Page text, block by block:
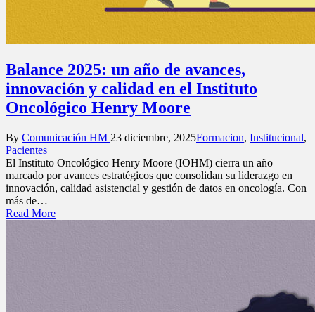
Balance 2025: un año de avances,
innovación y calidad en el Instituto
Oncológico Henry Moore
Posted
by
By Comunicación HM 23 diciembre, 2025Posted
Formacion, Institucional,
Pacientes
El Instituto Oncológico Henry Moore (IOHM) cierra un año
marcado por avances estratégicos que consolidan su liderazgo en
innovación, calidad asistencial y gestión de datos en oncología. Con
más de…
Read More